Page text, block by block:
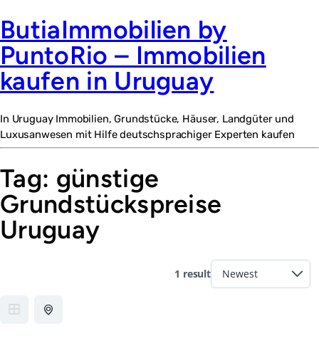
ButiaImmobilien by
PuntoRio – Immobilien
kaufen in Uruguay
In Uruguay Immobilien, Grundstücke, Häuser, Landgüter und
Luxusanwesen mit Hilfe deutschsprachiger Experten kaufen
Tag: günstige
Grundstückspreise
Uruguay
1 result